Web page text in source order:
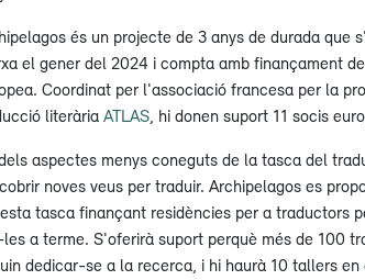
és un projecte de 3 anys de durada que
el gener del 2024 i compta amb finançament
Coordinat per l'associació francesa per la
literària ATLAS , hi donen suport 11 socis
aspectes menys coneguts de la tasca del
noves veus per traduir. Archipelagos es
tasca finançant residències per a traductors
a terme. S'oferirà suport perquè més de 100
dedicar-se a la recerca, i hi haurà 10 tallers en